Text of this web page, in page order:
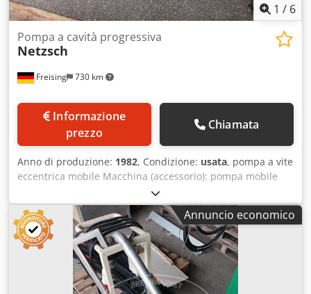
1 / 6
Freising 730 km
Pompa a cavità progressiva
Netzsch
prezzo
Chiamata
Anno di produzione: 1982, Condizione: usata, pompa a vite
eccentrica mobile Macchina (accessorio): pompa mobile
per la raccolta del papavero Dcedpfx Aszgcxmel Rjk
Posizione: su telaio mobile con ruote Dotazione: motore,
quadro elettrico, raccordi DN50
Annuncio economico